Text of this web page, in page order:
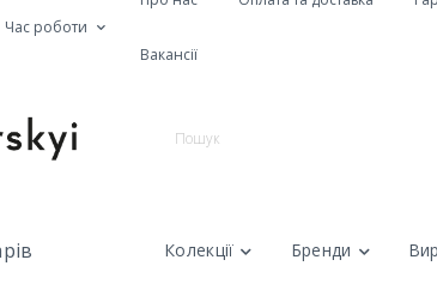
Час роботи
Вакансії
Колекції Бренди